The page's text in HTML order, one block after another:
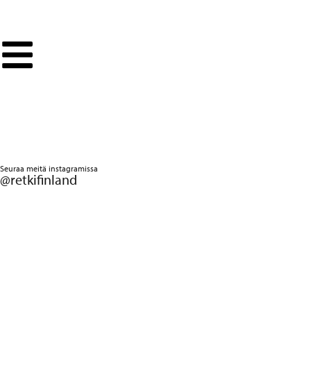
Seuraa meitä instagramissa
@retkifinland